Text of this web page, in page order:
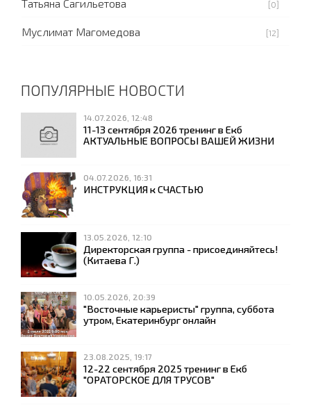
Татьяна Сагильетова [0]
Муслимат Магомедова [12]
ПОПУЛЯРНЫЕ НОВОСТИ
14.07.2026, 12:48
11-13 сентября 2026 тренинг в Екб
АКТУАЛЬНЫЕ ВОПРОСЫ ВАШЕЙ ЖИЗНИ
04.07.2026, 16:31
ИНСТРУКЦИЯ к СЧАСТЬЮ
13.05.2026, 12:10
Директорская группа - присоединяйтесь!
(Китаева Г.)
10.05.2026, 20:39
"Восточные карьеристы" группа, суббота
утром, Екатеринбург онлайн
23.08.2025, 19:17
12-22 сентября 2025 тренинг в Екб
"ОРАТОРСКОЕ ДЛЯ ТРУСОВ"